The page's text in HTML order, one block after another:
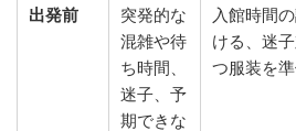
出発前
突発的な
混雑や待
ち時間、
迷子、予
期できな
入館時間
ける、迷
つ服装を